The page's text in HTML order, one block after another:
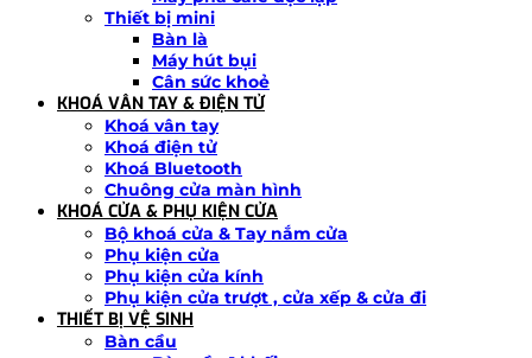
Thiết bị mini
Bàn là
Máy hút bụi
Cân sức khoẻ
KHOÁ VÂN TAY & ĐIỆN TỬ
Khoá vân tay
Khoá điện tử
Khoá Bluetooth
Chuông cửa màn hình
KHOÁ CỬA & PHỤ KIỆN CỬA
Bộ khoá cửa & Tay nắm cửa
Phụ kiện cửa
Phụ kiện cửa kính
Phụ kiện cửa trượt , cửa xếp & cửa đi
THIẾT BỊ VỆ SINH
Bàn cầu